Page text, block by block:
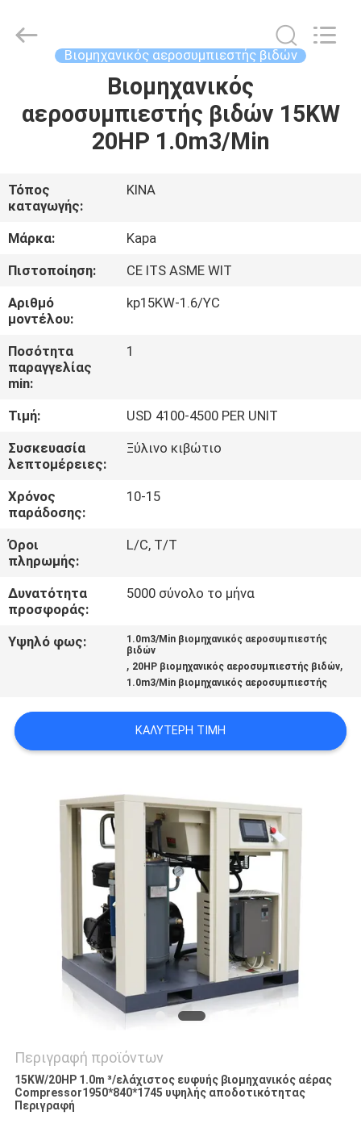
ΠΡΟΪΌΝΤΑ
ΒΊΝΤΕΟ
ΣΧΕΤΙΚΆ
ΜΕ
ΕΜΆΣ
ΕΠΙΣΚΕΨΉ
ΕΡΓΟΣΤΑΣΊΟΥ
ΈΛΕΓΧΟΣ
ΠΟΙΌΤΗΤΑΣ
ΕΠΙΚΟΙΝΩΝΉΣΤΕ
ΜΑΖΊ
ΜΑΣ
ΕΙΔΉΣΕΙΣ
PRIVACY
POLICY
Technology
Βιομηχανικός αεροσυμπιεστής βιδών
Βιομηχανικός
αεροσυμπιεστής βιδών 15KW
20HP 1.0m3/Min
Τόπος
καταγωγής:
ΚΙΝΑ
Μάρκα:
Kapa
Πιστοποίηση:
CE ITS ASME WIT
Αριθμό
μοντέλου:
kp15KW-1.6/YC
Ποσότητα
παραγγελίας
min:
1
Τιμή:
USD 4100-4500 PER UNIT
Συσκευασία
λεπτομέρειες:
Ξύλινο κιβώτιο
Χρόνος
παράδοσης:
10-15
Όροι
πληρωμής:
L/C, T/T
Δυνατότητα
προσφοράς:
5000 σύνολο το μήνα
Υψηλό φως:
1.0m3/Min βιομηχανικός αεροσυμπιεστής
βιδών
, 20HP βιομηχανικός αεροσυμπιεστής βιδών,
1.0m3/Min βιομηχανικός αεροσυμπιεστής
ΚΑΛΎΤΕΡΗ ΤΙΜΉ
Περιγραφή προϊόντων
15KW/20HP 1.0m ³/ελάχιστος ευφυής βιομηχανικός αέρας
Compressor1950*840*1745 υψηλής αποδοτικότητας
Περιγραφή